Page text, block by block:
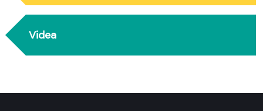
Videa